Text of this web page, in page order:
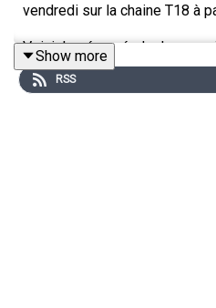
vendredi sur la chaine T18 à
Voici le résumé de la
dans l'ordre:
Show more
RSS